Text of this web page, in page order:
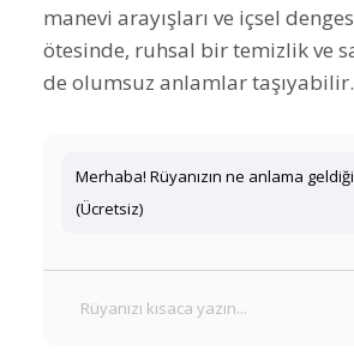
manevi arayışları ve içsel
ötesinde, ruhsal bir temizlik ve
de olumsuz anlamlar
Merhaba! Rüyanızın ne anlama
(Ücretsiz)